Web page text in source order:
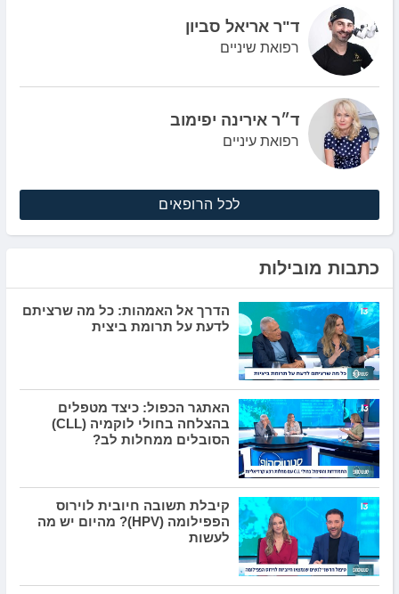
ד"ר אריאל סביון
רפואת שיניים
ד״ר אירינה יפימוב
רפואת עיניים
לכל הרופאים
כתבות מובילות
הדרך אל האמהות: כל מה שרציתם
לדעת על תרומת ביצית
האתגר הכפול: כיצד מטפלים
בהצלחה בחולי לוקמיה (CLL)
הסובלים ממחלות לב?
קיבלת תשובה חיובית לוירוס
הפפילומה (HPV)? מהיום יש מה
לעשות